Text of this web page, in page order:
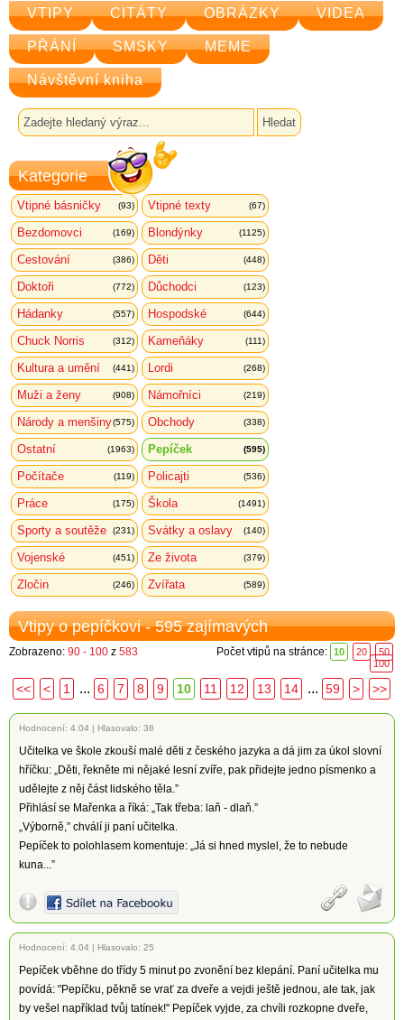
VTIPY CITÁTY OBRÁZKY VIDEA
PŘÁNÍ SMSKY MEME
Návštěvní kniha
Kategorie
Vtipné básničky (93) Vtipné texty (67)
Bezdomovci (169) Blondýnky (1125)
Cestování (386) Děti (448)
Doktoři (772) Důchodci (123)
Hádanky (557) Hospodské (644)
Chuck Norris (312) Kameňáky (111)
Kultura a umění (441) Lordi (268)
Muži a ženy (908) Námořníci (219)
Národy a menšiny(575) Obchody (338)
Ostatní (1963) Pepíček (595)
Počítače (119) Policajti (536)
Práce (175) Škola (1491)
Sporty a soutěže (231) Svátky a oslavy (140)
Vojenské (451) Ze života (379)
Zločin (246) Zvířata (589)
Vtipy o pepíčkovi - 595 zajímavých
Zobrazeno: 90 - 100 z 583 Počet vtipů na stránce: 10 20
50
100
<< < 1 ... 6 7 8 9 10 11 12 13 14 ... 59 > >>
Hodnocení: 4.04 | Hlasovalo: 38
Učitelka ve škole zkouší malé děti z českého jazyka a dá jim za úkol slovní
hříčku: „Děti, řekněte mi nějaké lesní zvíře, pak přidejte jedno písmenko a
udělejte z něj část lidského těla.”
Přihlásí se Mařenka a říká: „Tak třeba: laň - dlaň.”
„Výborně,” chválí ji paní učitelka.
Pepíček to polohlasem komentuje: „Já si hned myslel, že to nebude
kuna...”
Hodnocení: 4.04 | Hlasovalo: 25
Pepíček vběhne do třídy 5 minut po zvonění bez klepání. Paní učitelka mu
povídá: "Pepíčku, pěkně se vrať za dveře a vejdi ještě jednou, ale tak, jak
by vešel například tvůj tatínek!" Pepíček vyjde, za chvíli rozkopne dveře,